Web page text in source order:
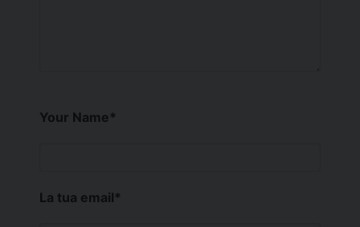
Your Name*
La tua email*